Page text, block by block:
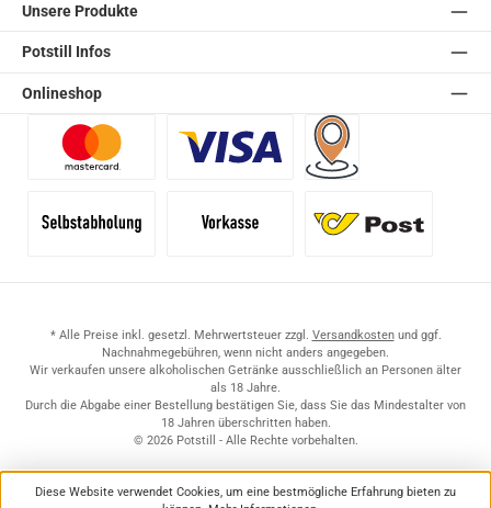
Unsere Produkte
Potstill Infos
Onlineshop
* Alle Preise inkl. gesetzl. Mehrwertsteuer zzgl. Versandkostenund ggf.
Nachnahmegebühren, wenn nicht anders angegeben.
Wir verkaufen unsere alkoholischen Getränke ausschließlich an Personen älter
als 18 Jahre.
Durch die Abgabe einer Bestellung bestätigen Sie, dass Sie das Mindestalter von
18 Jahren überschritten haben.
© 2026 Potstill - Alle Rechte vorbehalten.
Diese Website verwendet Cookies, um eine bestmögliche Erfahrung bieten zu